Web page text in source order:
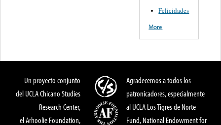
Felicidades
More
Un proyecto conjunto
del UCLA Chicano Studies
Research Center,
el Arhoolie Foundation,
Agradecemos a todos los
patronicadores, especialmente
al UCLA Los Tigres de Norte
Fund, National Endowment for